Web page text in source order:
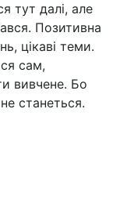
тут далі, але
Позитивна
цікаві теми.
сам,
вивчене. Бо
станеться.